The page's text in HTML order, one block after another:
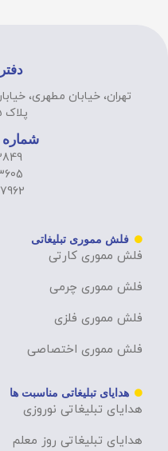
تهران، خیابان مطهری،
پلاک 25، واحد 9
فلش مموری تبلیغاتی
فلش مموری کارتی
فلش مموری چرمی
فلش مموری فلزی
فلش مموری اختصاصی
هدایای تبلیغاتی مناسبت ها
هدایای تبلیغاتی نوروزی
هدایای تبلیغاتی روز معلم